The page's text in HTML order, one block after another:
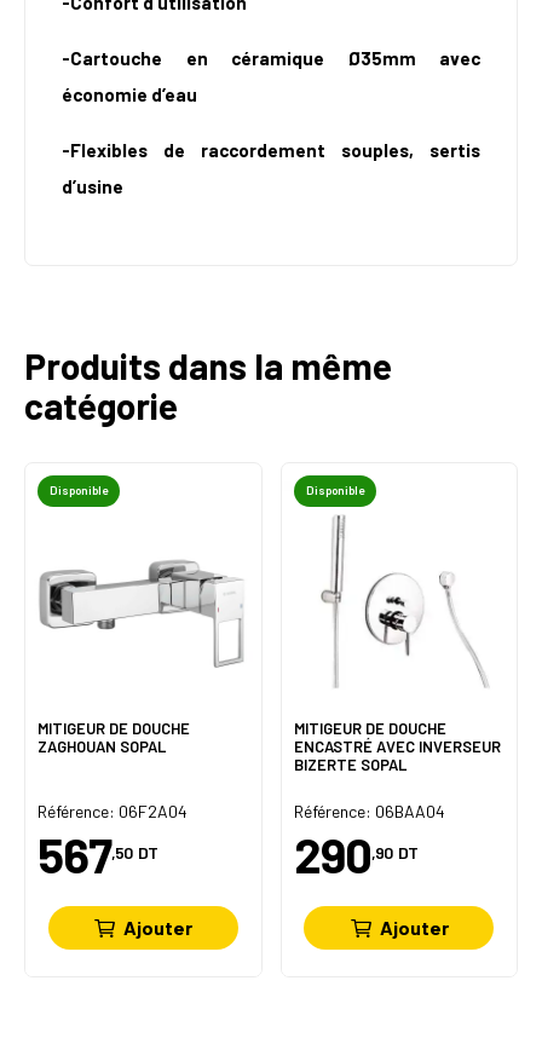
-Cartouche en céramique Ø35mm avec
économie d’eau
-Flexibles de raccordement souples, sertis
d’usine
Produits dans la même
catégorie
Disponible
MITIGEUR DE DOUCHE
ZAGHOUAN SOPAL
Référence: 06F2A04
567,50 DT
Ajouter
Disponible
MITIGEUR DE DOUCHE
ENCASTRÉ AVEC INVERSEUR
BIZERTE SOPAL
Référence: 06BAA04
290,90 DT
Ajouter